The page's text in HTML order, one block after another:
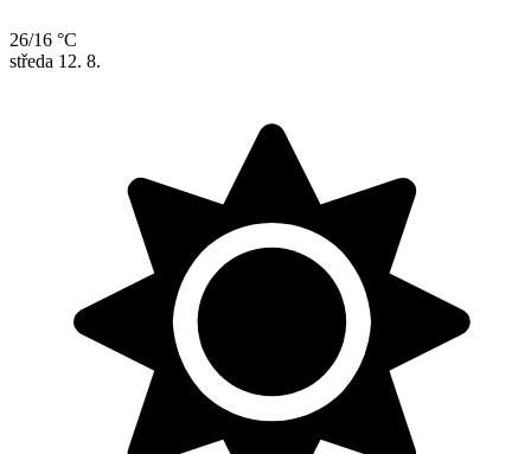
26/16 °C
středa 12. 8.